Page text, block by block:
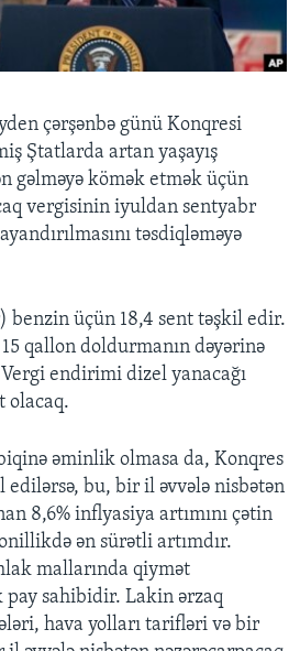
çərşənbə günü Konqresi
Ştatlarda artan yaşayış
gəlməyə kömək etmək üçün
vergisinin iyuldan sentyabr
təsdiqləməyə
benzin üçün 18,4 sent təşkil edir.
qallon doldurmanın dəyərinə
endirimi dizel yanacağı
olacaq.
əminlik olmasa da, Konqres
edilərsə, bu, bir il əvvələ nisbətən
8,6% inflyasiya artımını çətin
ən sürətli artımdır.
mallarında qiymət
pay sahibidir. Lakin ərzaq
hava yolları tarifləri və bir